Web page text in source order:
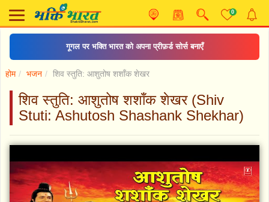
0
गूगल पर भक्ति भारत को अपना प्रीफ़र्ड सोर्स बनाएँ
होम भजन शिव स्तुति: आशुतोष शशाँक शेखर
शिव स्तुति: आशुतोष शशाँक शेखर (Shiv
Stuti: Ashutosh Shashank Shekhar)